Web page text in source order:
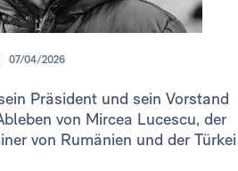
07/04/2026
Präsident und sein Vorstand
von Mircea Lucescu, der
von Rumänien und der Türkei